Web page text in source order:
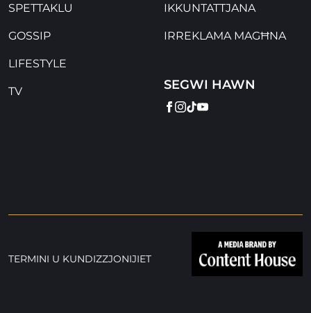
SPETTAKLU
GOSSIP
LIFESTYLE
TV
IKKUNTATTJANA
IRREKLAMA MAGĦNA
SEGWI HAWN
FACEBOOK
INSTAGRAM
TIKTOK
YOUTUBE
TERMINI U KUNDIZZJONIJIET